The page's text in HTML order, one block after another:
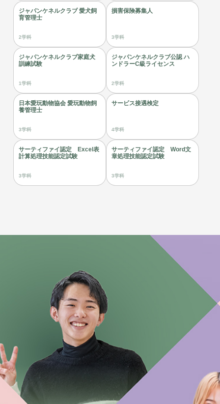
ジャパンケネルクラブ 愛犬飼
育管理士
2学科
損害保険募集人
3学科
ジャパンケネルクラブ家庭犬
訓練試験
1学科
ジャパンケネルクラブ公認 ハ
ンドラーC級ライセンス
2学科
日本愛玩動物協会 愛玩動物飼
養管理士
3学科
サービス接遇検定
4学科
サーティファイ認定 Excel表
計算処理技能認定試験
3学科
サーティファイ認定 Word文
章処理技能認定試験
3学科